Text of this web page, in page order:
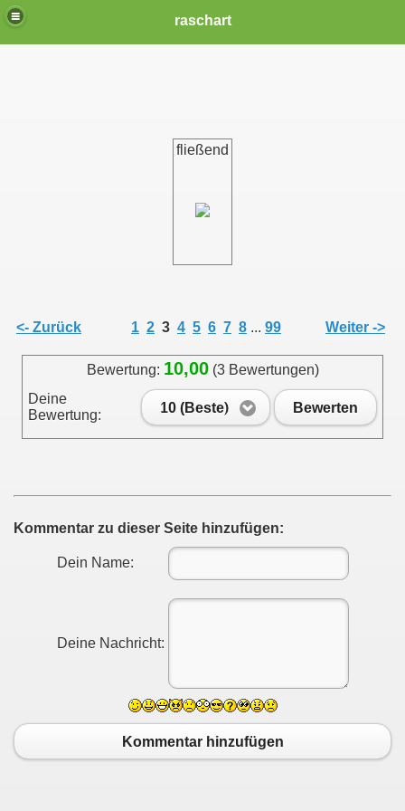
raschart
fließend
<- Zurück 1 2 3 4 5 6 7 8 ... 99 Weiter ->
Bewertung: 10,00(3 Bewertungen)
Deine
Bewertung:
10 (Beste) Bewerten
Kommentar zu dieser Seite hinzufügen:
Dein Name:
Deine Nachricht:
Kommentar hinzufügen